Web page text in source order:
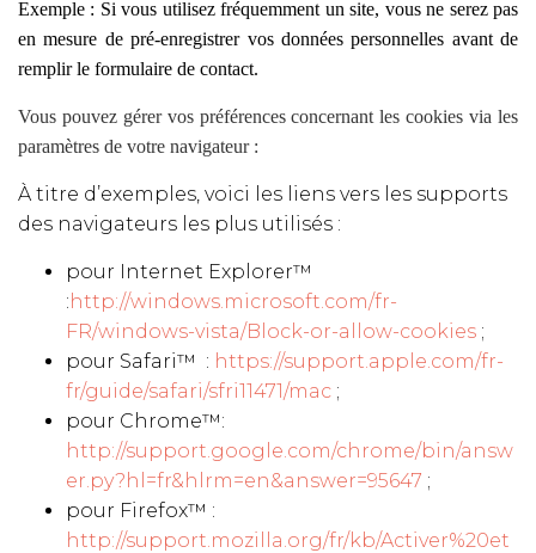
Exemple : Si vous utilisez fréquemment un site, vous ne serez pas
en mesure de pré-enregistrer vos données personnelles avant de
remplir le formulaire de contact.
Vous pouvez gérer vos préférences concernant les cookies via les
paramètres de votre navigateur :
À titre d’exemples, voici les liens vers les supports
des navigateurs les plus utilisés :
pour Internet Explorer™
: http://windows.microsoft.com/fr-
FR/windows-vista/Block-or-allow-cookies ;
pour Safari™ : https://support.apple.com/fr-
fr/guide/safari/sfri11471/mac ;
pour Chrome™:
http://support.google.com/chrome/bin/answ
er.py?hl=fr&hlrm=en&answer=95647 ;
pour Firefox™ :
http://support.mozilla.org/fr/kb/Activer%20et